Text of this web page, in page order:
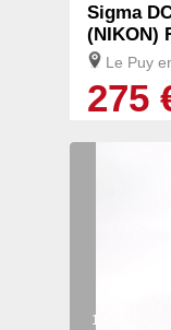
Sigma
(NIKON)
Le Puy
275
1/3